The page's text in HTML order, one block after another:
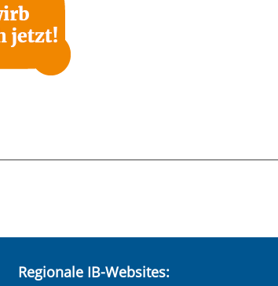
Regionale IB-Websites: